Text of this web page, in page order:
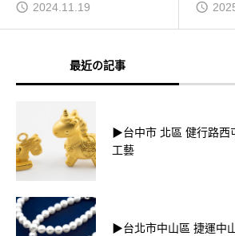
2024.11.19
最近の記事
▶台中市 北區 健行路
工藝
▶台北市中山區 捷運中